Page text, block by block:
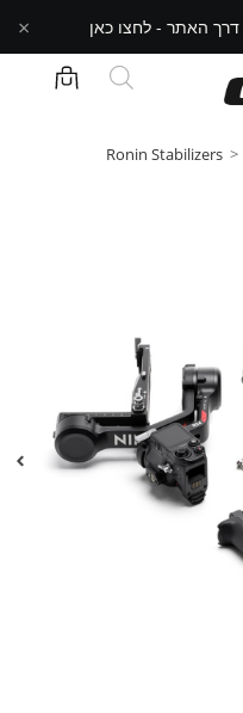
×
Ronin Stabilizers >